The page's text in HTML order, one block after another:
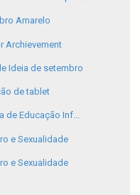
Amarelo
Archievement
Ideia de setembro
de tablet
de Educação Inf...
e Sexualidade
e Sexualidade